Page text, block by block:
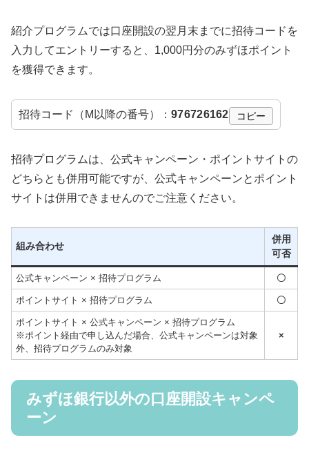
紹介プログラムでは口座開設の翌月末までに招待コードを
入力してエントリーすると、1,000円分のみずほポイント
を獲得できます。
招待コード（M以降の番号）： 976726162 コピー
招待プログラムは、公式キャンペーン・ポイントサイトの
どちらとも併用可能ですが、公式キャンペーンとポイント
サイトは併用できませんのでご注意ください。
組み合わせ
併用
可否
公式キャンペーン × 招待プログラム 〇
ポイントサイト × 招待プログラム 〇
ポイントサイト × 公式キャンペーン × 招待プログラム
※ポイント経由で申し込んだ場合、公式キャンペーンは対象
外、招待プログラムのみ対象
×
みずほ銀行以外の口座開設キャンペ
ーン